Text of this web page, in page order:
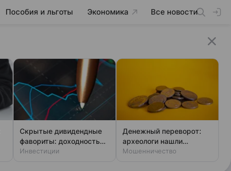
Пособия и льготы Экономика Все новости
Скрытые дивидендные
фавориты: доходность
выше ключевой ставки
Инвестиции
Денежный переворот:
археологи нашли
фальшивки XIV века
Мошенничество